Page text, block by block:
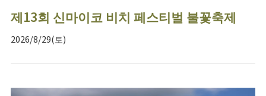
제13회 신마이코 비치 페스티벌 불꽃축제
2026/8/29(토)